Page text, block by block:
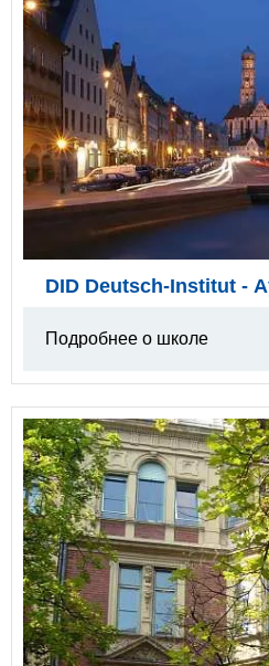
DID Deutsch-Institut -
Подробнее о школе